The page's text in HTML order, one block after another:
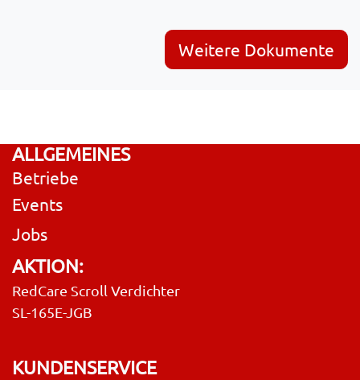
Weitere Dokumente
ALLGEMEINES
Betriebe
Events
Jobs
AKTION:
RedCare Scroll Verdichter
SL-165E-JGB
KUNDENSERVICE